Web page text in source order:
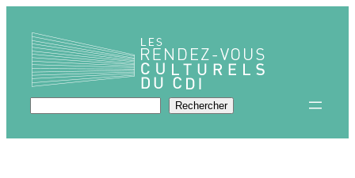
contenu
Rechercher Rechercher